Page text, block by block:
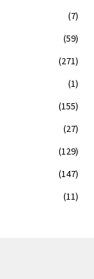
(7)
(59)
(271)
(1)
(155)
(27)
(129)
(147)
(11)